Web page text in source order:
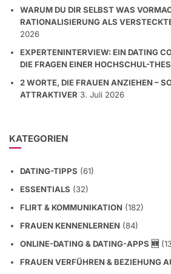
WARUM DU DIR SELBST WAS
RATIONALISIERUNG ALS
2026
EXPERTENINTERVIEW: EIN DATING
DIE FRAGEN EINER HOCHSCHUL-
2 WORTE, DIE FRAUEN ANZIEHEN –
ATTRAKTIVER 3. Juli 2026
KATEGORIEN
DATING-TIPPS (61)
ESSENTIALS (32)
FLIRT & KOMMUNIKATION (182)
FRAUEN KENNENLERNEN (84)
ONLINE-DATING & DATING-APPS 🆕
FRAUEN VERFÜHREN & BEZIEHUNG